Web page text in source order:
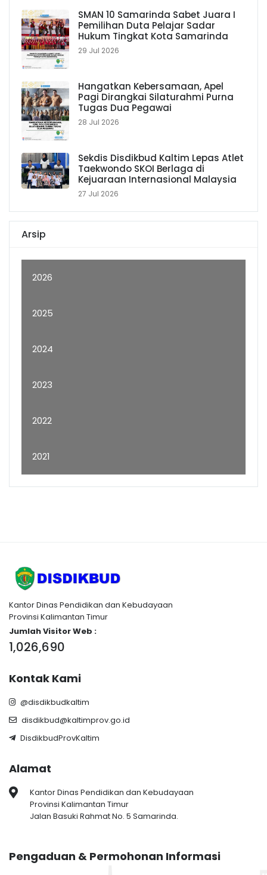
SMAN 10 Samarinda Sabet Juara I
Pemilihan Duta Pelajar Sadar
Hukum Tingkat Kota Samarinda
29 Jul 2026
Hangatkan Kebersamaan, Apel
Pagi Dirangkai Silaturahmi Purna
Tugas Dua Pegawai
28 Jul 2026
Sekdis Disdikbud Kaltim Lepas Atlet
Taekwondo SKOI Berlaga di
Kejuaraan Internasional Malaysia
27 Jul 2026
Arsip
2026
2025
2024
2023
2022
2021
Kantor Dinas Pendidikan dan Kebudayaan
Provinsi Kalimantan Timur
Jumlah Visitor Web :
1,026,690
Kontak Kami
@disdikbudkaltim
disdikbud@kaltimprov.go.id
DisdikbudProvKaltim
Alamat
Kantor Dinas Pendidikan dan Kebudayaan
Provinsi Kalimantan Timur
Jalan Basuki Rahmat No. 5 Samarinda.
Pengaduan & Permohonan Informasi